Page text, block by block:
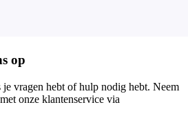
op
vragen hebt of hulp nodig hebt. Neem
onze klantenservice via